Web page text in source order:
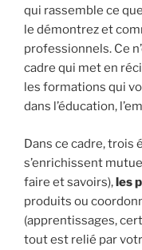
qui rassemble ce
le démontrez et
professionnels. Ce
cadre qui met en
les formations qui
dans l’éducation,
Dans ce cadre,
s’enrichissent
faire et savoirs),les
produits ou
(apprentissages,
tout est relié par